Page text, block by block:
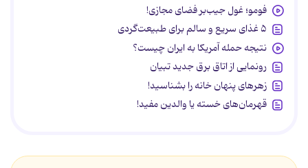
فومو؛ غول جیب‌بر فضای مجازی!
۵ غذای سریع و سالم برای طبیعت‌گردی
نتیجه حمله آمریکا به ایران چیست؟
رونمایی از اتاق برق جدید تبیان
زهرهای پنهان خانه را بشناسید!
قهرمان‌های خسته یا والدین مفید!